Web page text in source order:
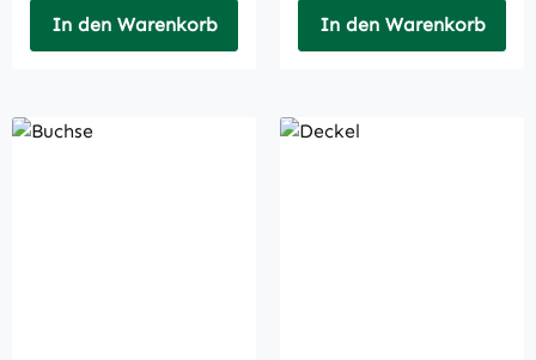
In den Warenkorb In den Warenkorb